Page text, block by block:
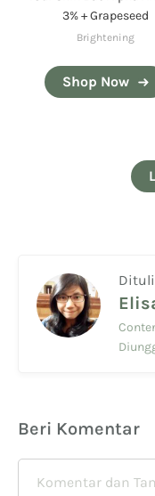
3% + Grapeseed
Brightening
Shop Now
Beri Komentar